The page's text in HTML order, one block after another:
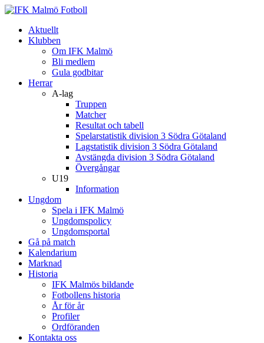
Aktuellt
Klubben
Om IFK Malmö
Bli medlem
Gula godbitar
Herrar
A-lag
Truppen
Matcher
Resultat och tabell
Spelarstatistik division 3 Södra Götaland
Lagstatistik division 3 Södra Götaland
Avstängda division 3 Södra Götaland
Övergångar
U19
Information
Ungdom
Spela i IFK Malmö
Ungdomspolicy
Ungdomsportal
Gå på match
Kalendarium
Marknad
Historia
IFK Malmös bildande
Fotbollens historia
År för år
Profiler
Ordföranden
Kontakta oss